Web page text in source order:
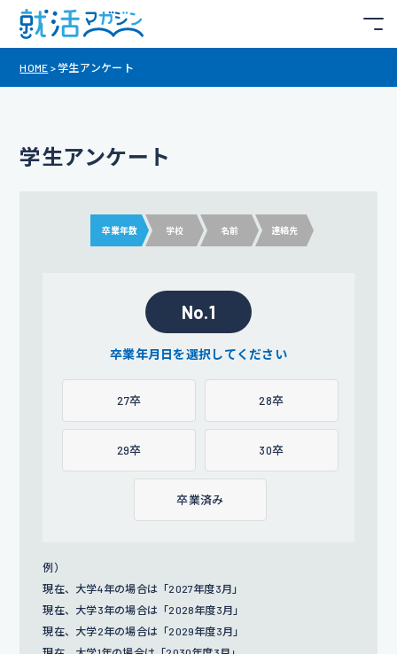
HOME > 学生アンケート
学生アンケート
卒業年数 学校 名前 連絡先
No.1
卒業年月日を選択してください
27卒 28卒
29卒 30卒
卒業済み
例）
現在、大学4年の場合は「2027年度3月」
現在、大学3年の場合は「2028年度3月」
現在、大学2年の場合は「2029年度3月」